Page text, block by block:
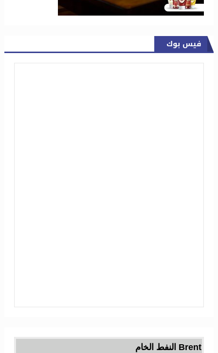
فيس بوك
Brent النفط الخام